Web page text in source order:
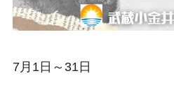
7月1日～31日